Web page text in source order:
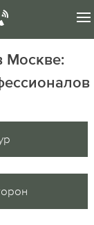
Москве: